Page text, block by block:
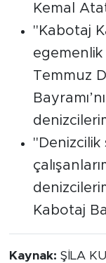
Kemal
"Kabotaj
egemenlik
Temmuz
Kabotaj
Kaynak: ŞİLA